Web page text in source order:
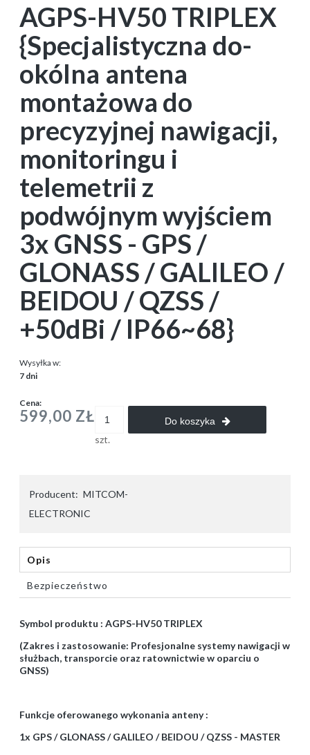
AGPS-HV50 TRIPLEX
{Specjalistyczna do-
okólna antena
montażowa do
precyzyjnej nawigacji,
monitoringu i
telemetrii z
podwójnym wyjściem
3x GNSS - GPS /
GLONASS / GALILEO /
BEIDOU / QZSS /
+50dBi / IP66~68}
Wysyłka w:
7 dni
Cena:
599,00 ZŁ
szt.
Do koszyka
Producent: MITCOM-
ELECTRONIC
Opis
Bezpieczeństwo
Symbol produktu : AGPS-HV50 TRIPLEX
(Zakres i zastosowanie: Profesjonalne systemy nawigacji w
służbach, transporcie oraz ratownictwie w oparciu o
GNSS)
Funkcje oferowanego wykonania anteny :
1x GPS / GLONASS / GALILEO / BEIDOU / QZSS - MASTER